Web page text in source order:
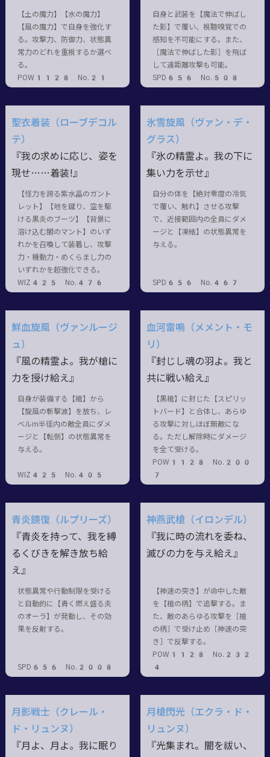
【土の魔力】【水の魔力】
【風の魔力】で自身を強化す
る。攻撃力、防御力、状態異
常力のどれを重視するか選べ
る。
POW1128 No.21
自身と武装を【魔法で伸ばし
た影】で覆い、視聴嗅覚での
感知を不可能にする。また、
［魔法で伸ばした影］を飛ば
して遠距離攻撃も可能。
SPD656 No.508
聖衣着装（ローブデコル
テ）
『我の求めに応じ、姿を
現せ……着装!』
【怪力を誇る紫水晶のガント
レット】【地を蹴り、空を駆
ける黒炎のブーツ】【背景に
溶け込む闇のマント】のいず
れかを召喚して装着し、攻撃
力・機動力・めくらまし力の
いずれかを超強化できる。
WIZ425 No.476
氷雪旋風（ヴァン・デ・
グラス）
『氷の精霊よ。我の下に
集い力を示せ』
自分の体を【絶対零度の冷気
で覆い、触れ】させる攻撃
で、近接範囲内の全員にダメ
ージと【凍結】の状態異常を
与える。
SPD656 No.467
鮮血旋風（ヴァンルージ
ュ）
『風の精霊よ。我が槍に
力を授け給え』
自身が装備する【槍】から
【旋風の斬撃波】を放ち、レ
ベルm半径内の敵全員にダメ
ージと【転倒】の状態異常を
与える。
WIZ425 No.405
血河雷鳴（メメント・モ
リ）
『封じし魂の羽よ。我と
共に戦い給え』
【黒槍】に封じた【スピリッ
トバード】と合体し、あらゆ
る攻撃に対しほぼ無敵にな
る。ただし解除時にダメージ
を全て受ける。
POW1128 No.200
7
青炎鏡復（ルプリーズ）
『青炎を持って、我を縛
るくびきを解き放ち給
え』
状態異常や行動制限を受ける
と自動的に【青く燃え盛る炎
のオーラ】が発動し、その効
果を反射する。
SPD656 No.2008
神燕武槍（イロンデル）
『我に時の流れを委ね、
滅びの力を与え給え』
【神速の突き】が命中した敵
を【槍の柄】で追撃する。ま
た、敵のあらゆる攻撃を［槍
の柄］で受け止め［神速の突
き］で反撃する。
POW1128 No.232
4
月影戦士（クレール・
ド・リュンヌ）
『月よ、月よ。我に眠り
月槍閃光（エクラ・ド・
リュンヌ）
『光集まれ。闇を祓い、